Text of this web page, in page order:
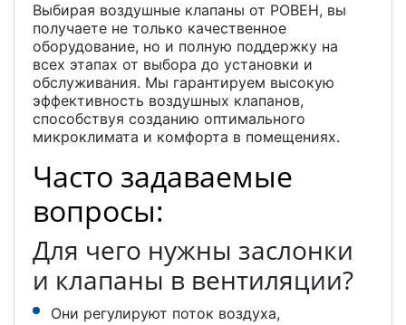
Выбирая воздушные клапаны от РОВЕН, вы
получаете не только качественное
оборудование, но и полную поддержку на
всех этапах от выбора до установки и
обслуживания. Мы гарантируем высокую
эффективность воздушных клапанов,
способствуя созданию оптимального
микроклимата и комфорта в помещениях.
Часто задаваемые
вопросы:
Для чего нужны заслонки
и клапаны в вентиляции?
Они регулируют поток воздуха,